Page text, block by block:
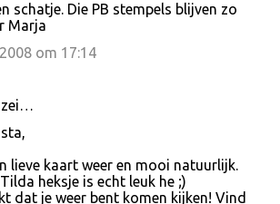
schatje. Die PB stempels blijven zo
Marja
om 17:14
zei…
lieve kaart weer en mooi natuurlijk.
heksje is echt leuk he ;)
dat je weer bent komen kijken! Vind